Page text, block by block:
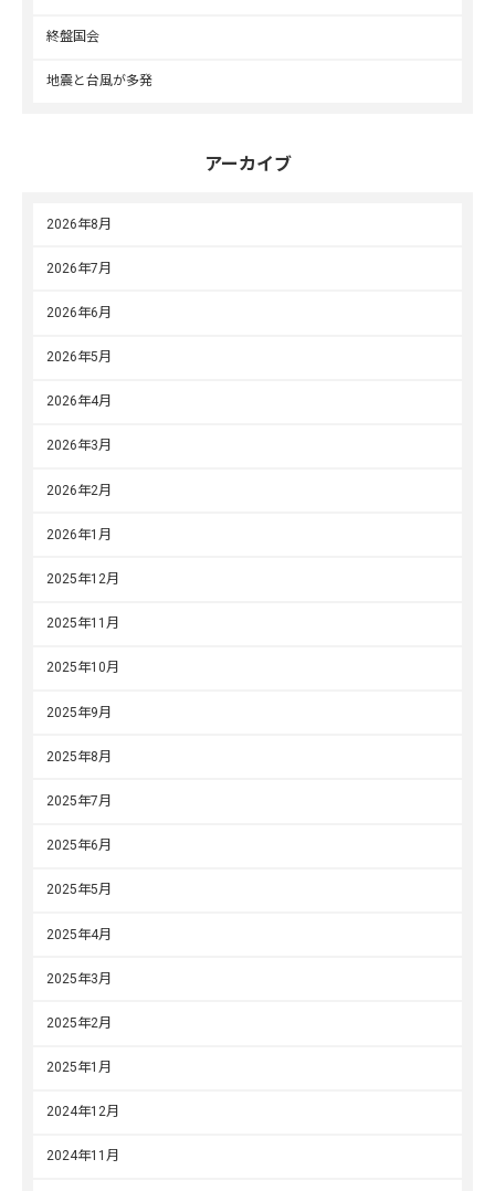
終盤国会
地震と台風が多発
アーカイブ
2026年8月
2026年7月
2026年6月
2026年5月
2026年4月
2026年3月
2026年2月
2026年1月
2025年12月
2025年11月
2025年10月
2025年9月
2025年8月
2025年7月
2025年6月
2025年5月
2025年4月
2025年3月
2025年2月
2025年1月
2024年12月
2024年11月